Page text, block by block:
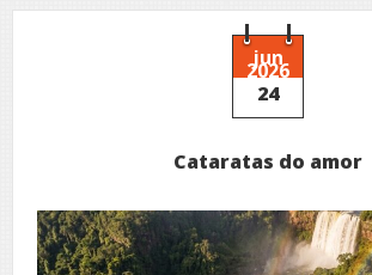
em
que
silêncio
venceu
jun
2026
24
Cataratas do amor